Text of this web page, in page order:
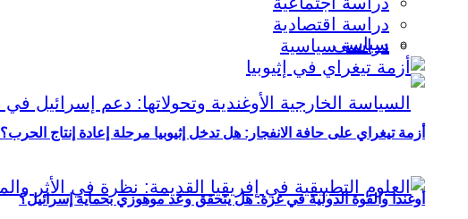
سياسي
أوغندا والقوة الدولية في غزة: هل يتحقق وعد موهوزي بحماية إسرائيل؟
دراسة اقتصادية
دراسة سياسية
أزمة تيغراي على حافة الانفجار: هل تدخل إثيوبيا مرحلة إعادة إنتاج الحرب؟